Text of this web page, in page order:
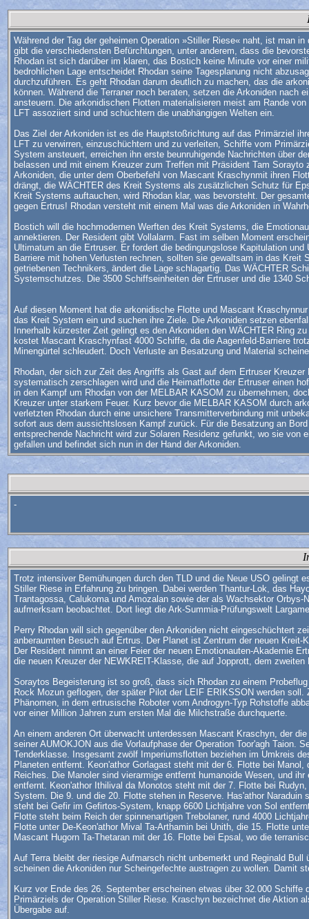
Während der Tag der geheimen Operation »Stiller Riese« naht, ist man
gibt die verschiedensten Befürchtungen, unter anderem, dass die
Rhodan ist sich darüber im klaren, das Bostich keine Minute vor einer
bedrohlichen Lage entscheidet Rhodan seine Tagesplanung nicht
durchzuführen. Es geht Rhodan darum deutlich zu machen, das die
können. Während die Terraner noch beraten, setzen die Arkoniden
ansteuern. Die arkonidischen Flotten materialisieren meist am Rande
LFT assoziiert sind und schüchtern die unabhängigen Welten ein.
Das Ziel der Arkoniden ist es die Hauptstoßrichtung auf das Primärziel
LFT zu verwirren, einzuschüchtern und zu verleiten, Schiffe vom
System ansteuert, erreichen ihn erste beunruhigende Nachrichten über
belassen und mit einem Kreuzer zum Treffen mit Präsident Tam
Arkoniden, die unter dem Oberbefehl von Mascant Kraschynmit ihren
drängt, die WÄCHTER des Kreit Systems als zusätzlichen Schutz für
Kreit Systems auftauchen, wird Rhodan klar, was bevorsteht. Der
gegen Ertrus! Rhodan versteht mit einem Mal was die Arkoniden in
Bostich will die hochmodernen Werften des Kreit Systems, die
annektieren. Der Resident gibt Vollalarm. Fast im selben Moment
Ultimatum an die Ertruser. Er fordert die bedingungslose Kapitulation
Barriere mit hohen Verlusten rechnen, sollten sie gewaltsam in das
getriebenen Technikers, ändert die Lage schlagartig. Das WÄCHTER
Systemschutzes. Die 3500 Schiffseinheiten der Ertruser und die 1340
Auf diesen Moment hat die arkonidische Flotte und Mascant
das Kreit System ein und suchen ihre Ziele. Die Arkoniden setzen
Innerhalb kürzester Zeit gelingt es den Arkoniden den WÄCHTER Ring
kostet Mascant Kraschynfast 4000 Schiffe, da die Aagenfeld-Barriere
Minengürtel schleudert. Doch Verluste an Besatzung und Material
Rhodan, der sich zur Zeit des Angriffs als Gast auf dem Ertruser
systematisch zerschlagen wird und die Heimatflotte der Ertruser einen
in den Kampf um Rhodan von der MELBAR KASOM zu übernehmen,
Kreuzer unter starkem Feuer. Kurz bevor die MELBAR KASOM durch
verletzten Rhodan durch eine unsichere Transmitterverbindung mit
sofort aus dem aussichtslosen Kampf zurück. Für die Besatzung an
entsprechende Nachricht wird zur Solaren Residenz gefunkt, wo sie
gefallen und befindet sich nun in der Hand der Arkoniden.
-
Trotz intensiver Bemühungen durch den TLD und die Neue USO gelingt
Stiller Riese in Erfahrung zu bringen. Dabei werden Thantur-Lok, das
Trantagossa, Calukoma und Amozalan sowie der als Wachsektor
aufmerksam beobachtet. Dort liegt die Ark-Summia-Prüfungswelt
Perry Rhodan will sich gegenüber den Arkoniden nicht eingeschüchtert
anberaumten Besuch auf Ertrus. Der Planet ist Zentrum der neuen
Der Resident nimmt an einer Feier der neuen Emotionauten-Akademie
die neuen Kreuzer der NEWKREIT-Klasse, die auf Jopprott, dem
Soraytos Begeisterung ist so groß, dass sich Rhodan zu einem
Rock Mozun geflogen, der später Pilot der LEIF ERIKSSON werden
Phänomen, in dem ertrusische Roboter vom Androgyn-Typ Rohstoffe
vor einer Million Jahren zum ersten Mal die Milchstraße durchquerte.
An einem anderen Ort überwacht unterdessen Mascant Kraschyn, der
seiner AUMOKJON aus die Vorlaufphase der Operation Toor'agh Taion.
Tenderklasse. Insgesamt zwölf Imperiumsflotten beziehen im Umkreis
Planeten entfernt. Keon'athor Gorlagast steht mit der 6. Flotte bei
Reiches. Die Manoler sind vierarmige entfernt humanoide Wesen, und
entfernt. Keon'athor Ithilival da Monotos steht mit der 7. Flotte bei
System. Die 9. und die 20. Flotte stehen in Reserve. Has'athor
steht bei Gefir im Gefirtos-System, knapp 6600 Lichtjahre von Sol
Flotte steht beim Reich der spinnenartigen Trebolaner, rund 4000
Flotte unter De-Keon'athor Mival Ta-Arthamin bei Unith, die 15. Flotte
Mascant Hugorn Ta-Thetaran mit der 16. Flotte bei Epsal, wo die
Auf Terra bleibt der riesige Aufmarsch nicht unbemerkt und Reginald
scheinen die Arkoniden nur Scheingefechte austragen zu wollen. Damit
Kurz vor Ende des 26. September erscheinen etwas über 32.000
Primärziels der Operation Stiller Riese. Kraschyn bezeichnet die Aktion
Übergabe auf.